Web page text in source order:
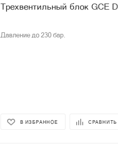
Трехвентильный блок GCE
Давление до 230 бар.
В ИЗБРАННОЕ СРАВНИТЬ